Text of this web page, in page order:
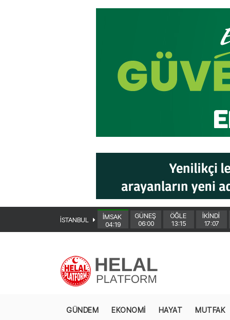
İSTANBUL
İMSAK
04:19
GÜNEŞ
06:00
ÖĞLE
13:15
İKİNDİ
17:07
GÜNDEM EKONOMİ HAYAT MUTFAK